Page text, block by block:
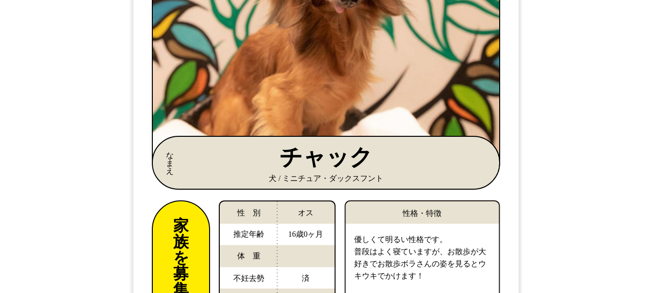
な
ま
え
チャック
犬 / ミニチュア・ダックスフント
家
族
を
募
集
性 別
推定年齢
体 重
不妊去勢
オス
16歳0ヶ月
済
性格・特徴
優しくて明るい性格です。
普段はよく寝ていますが、お散歩が大
好きでお散歩ボラさんの姿を見るとウ
キウキでかけます！